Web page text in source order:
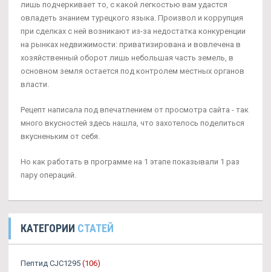
лишь подчеркивает то, с какой легкостью вам удастся
овладеть знанием турецкого языка. Произвол и коррупция
при сделках с ней возникают из-за недостатка конкуренции
на рынках недвижимости: приватизирована и вовлечена в
хозяйственный оборот лишь небольшая часть земель, в
основном земля остается под контролем местных органов
власти.
Рецепт написала под впечатлением от просмотра сайта - так
много вкусностей здесь нашла, что захотелось поделиться
вкусненьким от себя.
Но как работать в программе на 1 этапе показывали 1 раз
пару операций.
КАТЕГОРИИ СТАТЕЙ
Пептид CJC1295 (106)